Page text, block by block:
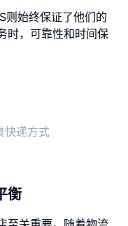
则始终保证了他们的
时，可靠性和时间保
快递方式
衡